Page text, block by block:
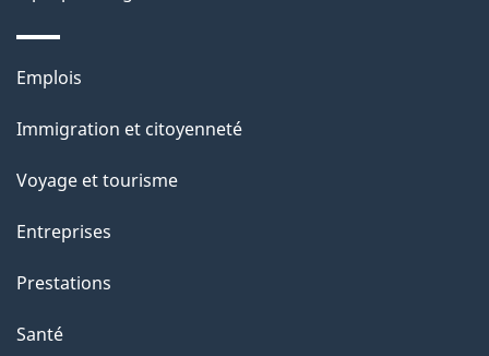
e
l
a
p
a
g
e
Thèmes
sujets
Emplois
Immigration et citoyenneté
Voyage et tourisme
Entreprises
Prestations
Santé